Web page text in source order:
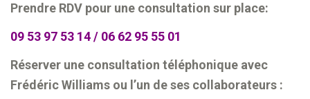
Prendre RDV pour une consultation sur place:
09 53 97 53 14 / 06 62 95 55 01
Réserver une consultation téléphonique avec
Frédéric Williams ou l’un de ses collaborateurs :